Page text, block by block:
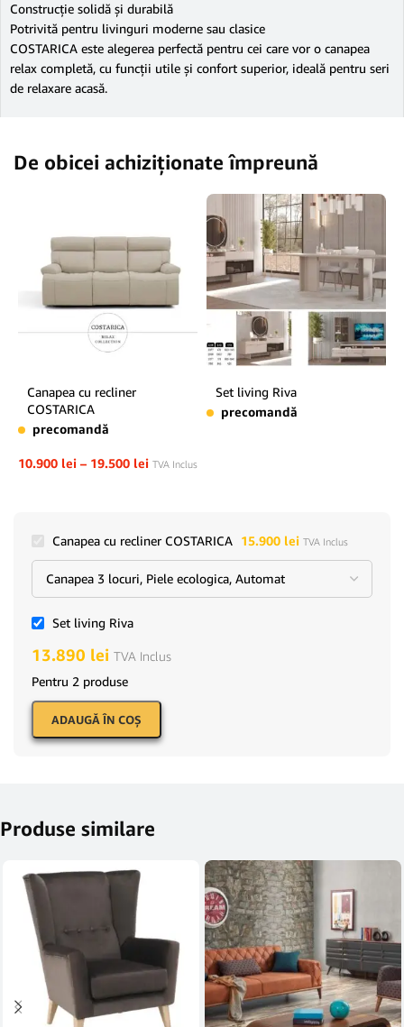
Construcție solidă și durabilă
Potrivită pentru livinguri moderne sau clasice
COSTARICA este alegerea perfectă pentru cei care vor o canapea
relax completă, cu funcții utile și confort superior, ideală pentru seri
de relaxare acasă.
De obicei achiziționate împreună
Canapea cu recliner
COSTARICA
precomandă
10.900 lei – 19.500 lei TVA Inclus
Set living Riva
precomandă
Canapea cu recliner COSTARICA 15.900 lei TVA Inclus
Set living Riva
13.890 lei TVA Inclus
Pentru 2 produse
ADAUGĂ ÎN COŞ
Produse similare